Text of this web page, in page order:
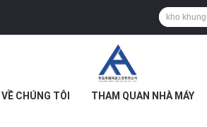
VỀ CHÚNG TÔI THAM QUAN NHÀ MÁY